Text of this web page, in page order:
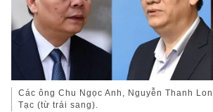
Các ông Chu Ngọc Anh, Nguyễn Thanh
Tạc (từ trái sang).